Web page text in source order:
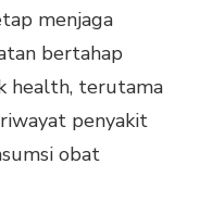
menjaga
bertahap
health, terutama
penyakit
obat